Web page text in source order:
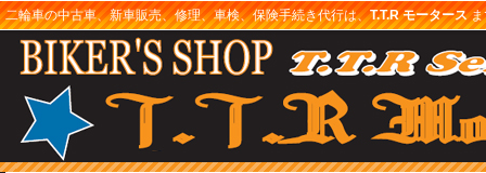
二輪車の中古車、新車販売、修理、車検、保険手続き代行は、T.T.R モータースま